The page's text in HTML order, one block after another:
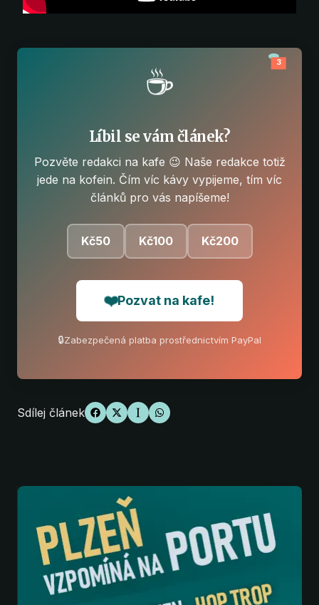
3
☕
Líbil se vám článek?
Pozvěte redakci na kafe 😉 Naše redakce totiž
jede na kofein. Čím víc kávy vypijeme, tím víc
článků pro vás napíšeme!
Kč50 Kč100 Kč200
❤️Pozvat na kafe!
🔒Zabezpečená platba prostřednictvím PayPal
Sdílej článek